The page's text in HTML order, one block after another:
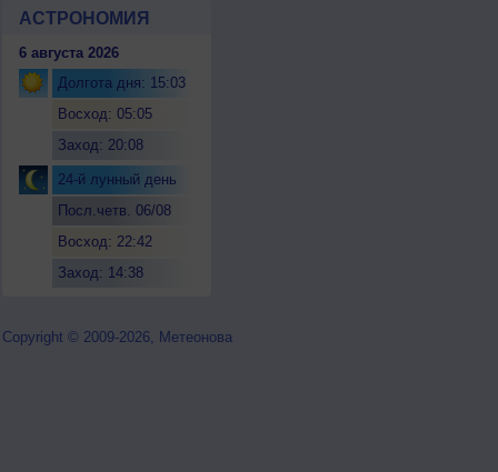
АСТРОНОМИЯ
6 августа 2026
Долгота дня: 15:03
Восход: 05:05
Заход: 20:08
24-й лунный день
Посл.четв. 06/08
Восход: 22:42
Заход: 14:38
Copyright © 2009-2026, Метеонова